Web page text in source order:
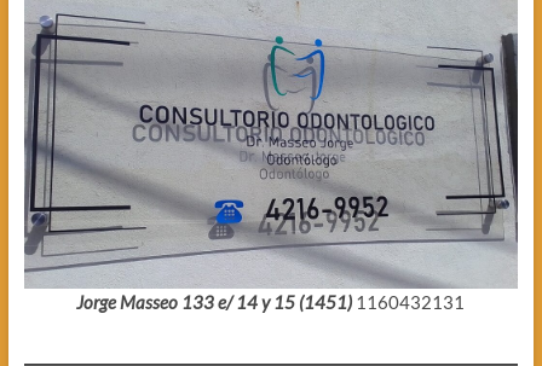
Jorge Masseo 133 e/ 14 y 15 (1451) 1160432131